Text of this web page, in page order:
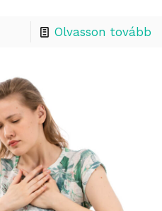
Olvasson tovább